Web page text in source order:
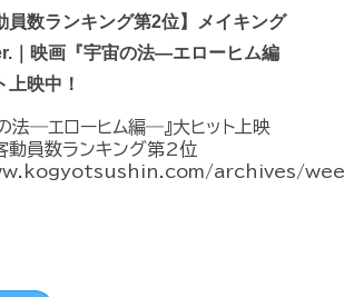
員数ランキング第2位】メイキング
｜映画『宇宙の法―エローヒム編
映中！
法―エローヒム編―』大ヒット上映
動員数ランキング第2位
archives/